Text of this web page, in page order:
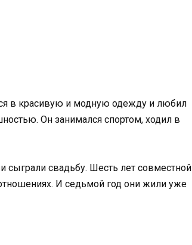
в красивую и модную одежду и любил
Он занимался спортом, ходил в
сыграли свадьбу. Шесть лет совместной
И седьмой год они жили уже